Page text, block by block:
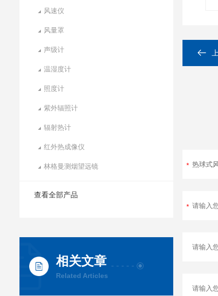
风速仪
风量罩
声级计
温湿度计
照度计
紫外辐照计
辐射热计
红外热成像仪
林格曼测烟望远镜
查看全部产品
相关文章
Related Articles